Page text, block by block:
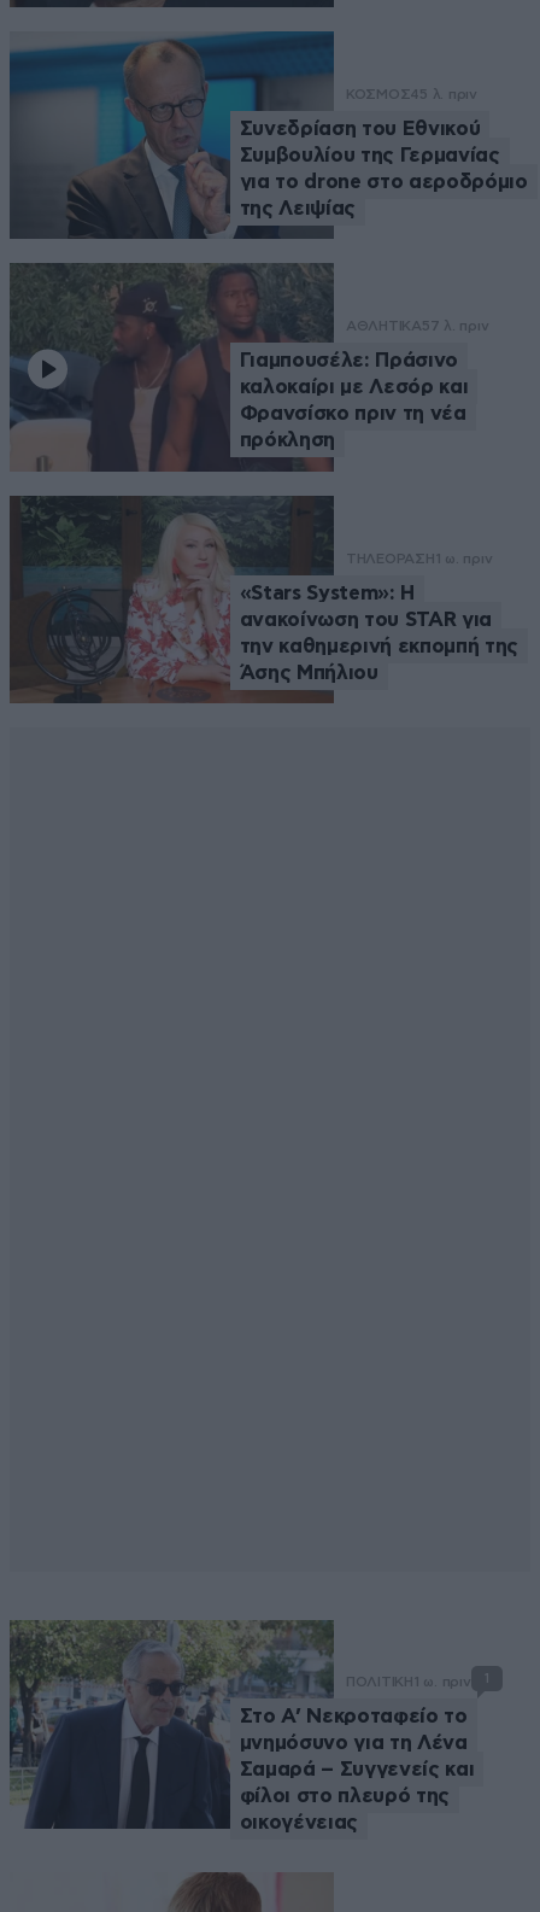
ΚΟΣΜΟΣ45 λ. πριν
Συνεδρίαση του Εθνικού
Συμβουλίου της Γερμανίας
για το drone στο αεροδρόμιο
της Λειψίας
ΑΘΛΗΤΙΚΑ57 λ. πριν
Γιαμπουσέλε: Πράσινο
καλοκαίρι με Λεσόρ και
Φρανσίσκο πριν τη νέα
πρόκληση
ΤΗΛΕΟΡΑΣΗ 1 ω. πριν
«Stars System»: Η
ανακοίνωση του STAR για
την καθημερινή εκπομπή της
Άσης Μπήλιου
ΠΟΛΙΤΙΚΗ 1 ω. πριν
Στο Α’ Νεκροταφείο το
μνημόσυνο για τη Λένα
Σαμαρά – Συγγενείς και
φίλοι στο πλευρό της
οικογένειας